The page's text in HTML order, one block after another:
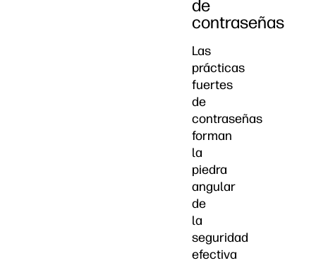
de
contraseñas
Las
prácticas
fuertes
de
contraseñas
forman
la
piedra
angular
de
la
seguridad
efectiva